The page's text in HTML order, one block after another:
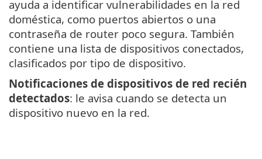
ayuda a identificar vulnerabilidades en la red
doméstica, como puertos abiertos o una
contraseña de router poco segura. También
contiene una lista de dispositivos conectados,
clasificados por tipo de dispositivo.
Notificaciones de dispositivos de red recién
detectados: le avisa cuando se detecta un
dispositivo nuevo en la red.